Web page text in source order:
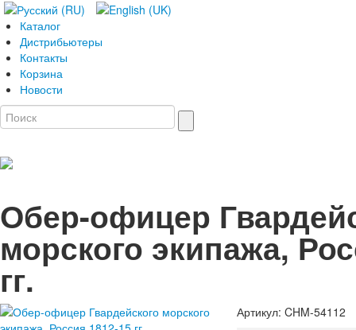
Каталог
Дистрибьютеры
Контакты
Корзина
Новости
Обер-офицер
морского экипажа,
гг.
Артикул: CHM-54112